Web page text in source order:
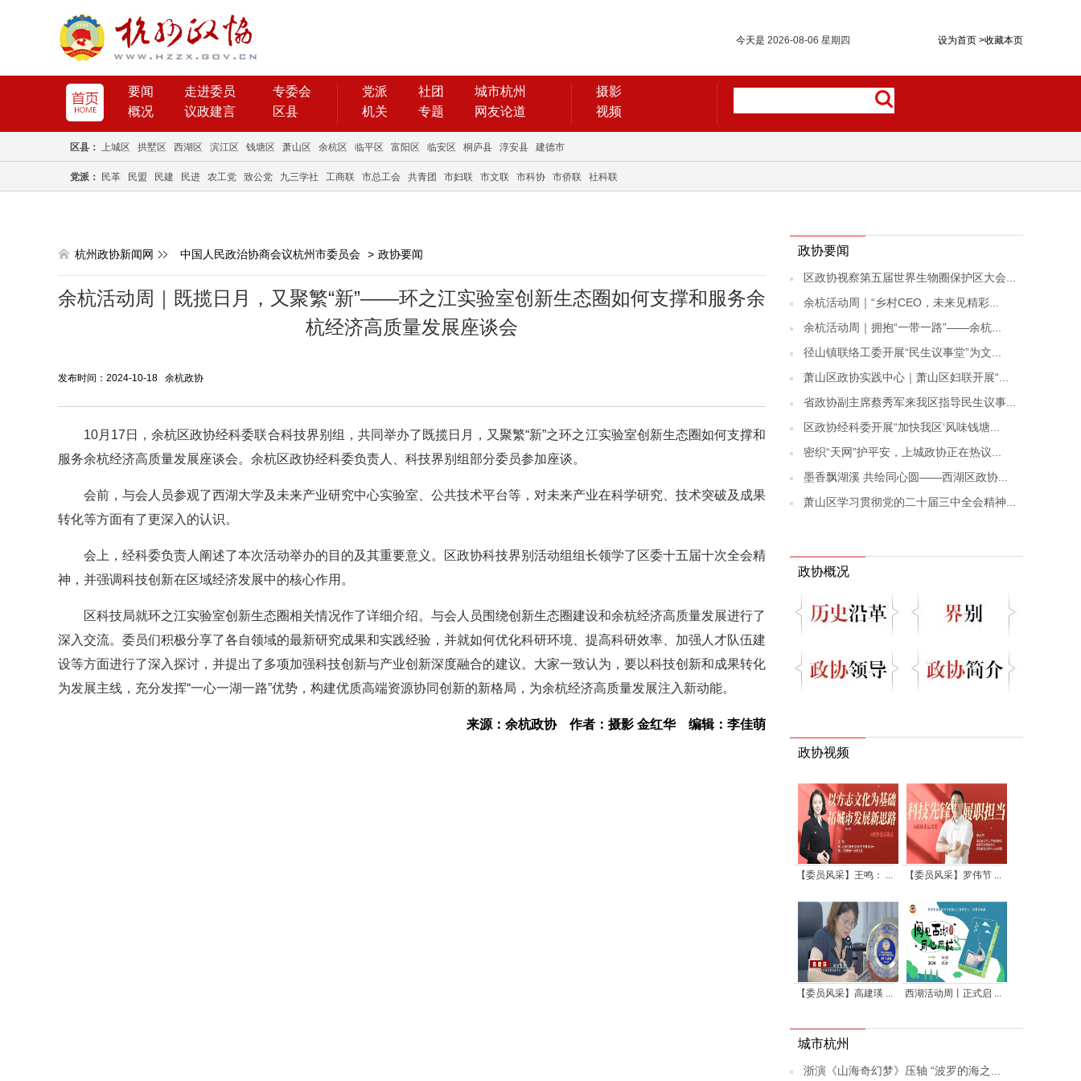
设为首页 >收藏本页
今天是 2026-08-06 星期四
要闻 走进委员
专委会
概况
议政建言 区县
党派 社团
城市杭州
机关
专题 网友论道
摄影
视频
区县： 上城区 拱墅区 西湖区 滨江区 钱塘区 萧山区 余杭区 临平区 富阳区 临安区 桐庐县 淳安县 建德市
党派： 民革 民盟 民建 民进 农工党 致公党 九三学社 工商联 市总工会 共青团 市妇联 市文联 市科协 市侨联 社科联
杭州政协新闻网 中国人民政治协商会议杭州市委员会 > 政协要闻
余杭活动周｜既揽日月，又聚繁“新”——环之江实验室创新生态圈如何支撑和服务余
杭经济高质量发展座谈会
发布时间：2024-10-18 余杭政协
10月17日，余杭区政协经科委联合科技界别组，共同举办了既揽日月，又聚繁“新”之环之江实验室创新生态圈如何支撑和
服务余杭经济高质量发展座谈会。余杭区政协经科委负责人、科技界别组部分委员参加座谈。
会前，与会人员参观了西湖大学及未来产业研究中心实验室、公共技术平台等，对未来产业在科学研究、技术突破及成果
转化等方面有了更深入的认识。
会上，经科委负责人阐述了本次活动举办的目的及其重要意义。区政协科技界别活动组组长领学了区委十五届十次全会精
神，并强调科技创新在区域经济发展中的核心作用。
区科技局就环之江实验室创新生态圈相关情况作了详细介绍。与会人员围绕创新生态圈建设和余杭经济高质量发展进行了
深入交流。委员们积极分享了各自领域的最新研究成果和实践经验，并就如何优化科研环境、提高科研效率、加强人才队伍建
设等方面进行了深入探讨，并提出了多项加强科技创新与产业创新深度融合的建议。大家一致认为，要以科技创新和成果转化
为发展主线，充分发挥“一心一湖一路”优势，构建优质高端资源协同创新的新格局，为余杭经济高质量发展注入新动能。
来源：余杭政协 作者：摄影 金红华 编辑：李佳萌
政协要闻
区政协视察第五届世界生物圈保护区大会...
余杭活动周｜“乡村CEO，未来见精彩...
余杭活动周｜拥抱“一带一路”——余杭...
径山镇联络工委开展“民生议事堂”为文...
萧山区政协实践中心｜萧山区妇联开展“...
省政协副主席蔡秀军来我区指导民生议事...
区政协经科委开展“加快我区‘风味钱塘...
密织“天网”护平安，上城政协正在热议...
墨香飘湖溪 共绘同心圆——西湖区政协...
萧山区学习贯彻党的二十届三中全会精神...
政协概况
政协视频
【委员风采】王鸣： ... 【委员风采】罗伟节 ...
【委员风采】高建瑛 ... 西湖活动周丨正式启 ...
城市杭州
浙演《山海奇幻梦》压轴 “波罗的海之...